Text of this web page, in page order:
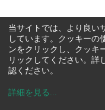
当サイトでは、より良い
しています。クッキーの
ンをクリックし、クッキ
リックしてください。詳
認ください。
詳細を見る ...